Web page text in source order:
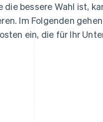
bessere Wahl ist,
Im Folgenden
ein, die für Ihr